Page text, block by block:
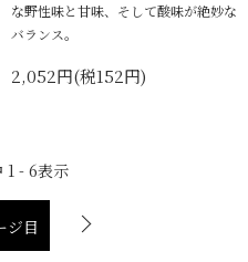
な野性味と甘味、そして酸味が絶妙な
バランス。
2,052円(税152円)
1 - 6表示
ジ目